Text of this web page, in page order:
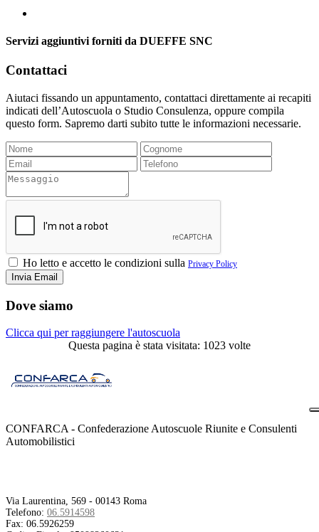
Servizi aggiuntivi forniti da DUEFFE SNC
Contattaci
Aiutaci fissando un appuntamento, contattaci direttamente ai recapiti
indicati dell’Autoscuola o Studio Consulenza, oppure compila
questo form. Sapremo darti subito tutte le informazioni necessarie.
Ho letto e accetto le condizioni sulla Privacy Policy
Dove siamo
Clicca qui per raggiungere l'autoscuola
Questa pagina è stata visitata: 1023 volte
CONFARCA - Confederazione Autoscuole Riunite e Consulenti
Automobilistici
Via Laurentina, 569 - 00143 Roma
Telefono: 06.5914598
Fax: 06.5926259